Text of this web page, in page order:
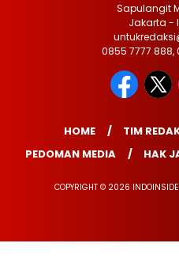
Sapulangit
Jakarta -
0855 7777 888,
HOME TIM
PEDOMAN MEDIA
HAK
COPYRIGHT © 2026